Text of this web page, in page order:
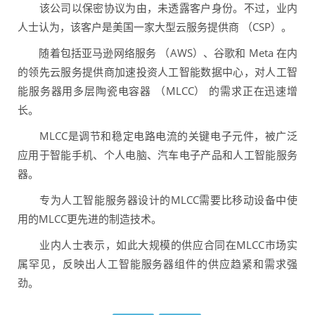
该公司以保密协议为由，未透露客户身份。不过，业内
人士认为，该客户是美国一家大型云服务提供商 （CSP）。
随着包括亚马逊网络服务 （AWS）、谷歌和 Meta 在内
的领先云服务提供商加速投资人工智能数据中心，对人工智
能服务器用多层陶瓷电容器 （MLCC） 的需求正在迅速增
长。
MLCC是调节和稳定电路电流的关键电子元件，被广泛
应用于智能手机、个人电脑、汽车电子产品和人工智能服务
器。
专为人工智能服务器设计的MLCC需要比移动设备中使
用的MLCC更先进的制造技术。
业内人士表示，如此大规模的供应合同在MLCC市场实
属罕见，反映出人工智能服务器组件的供应趋紧和需求强
劲。